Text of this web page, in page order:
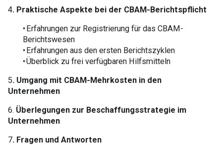
4. Praktische Aspekte bei der CBAM-Berichtspflicht
• Erfahrungen zur Registrierung für das CBAM-
Berichtswesen
• Erfahrungen aus den ersten Berichtszyklen
• Überblick zu frei verfügbaren Hilfsmitteln
5. Umgang mit CBAM-Mehrkosten in den
Unternehmen
6. Überlegungen zur Beschaffungsstrategie im
Unternehmen
7. Fragen und Antworten